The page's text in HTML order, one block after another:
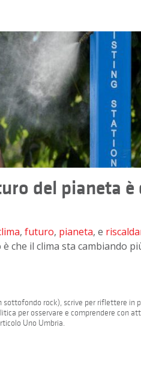
del pianeta è
, futuro, pianeta, e
che il clima sta cambiando
rock), scrive per riflettere in
per osservare e comprendere con
Uno Umbria.